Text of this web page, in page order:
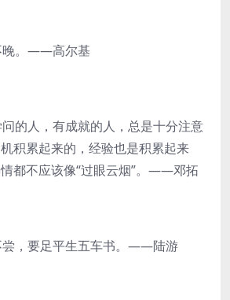
晚。——高尔基
的人，有成就的人，总是十分注意
积累起来的，经验也是积累起来
都不应该像“过眼云烟”。——邓拓
尝，要足平生五车书。——陆游